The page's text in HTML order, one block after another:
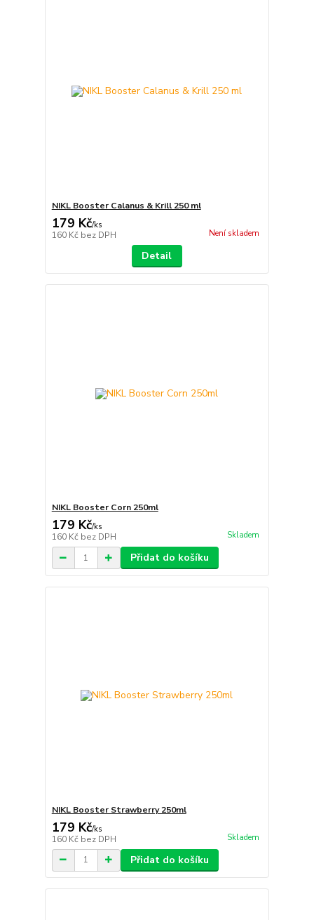
NIKL Booster Calanus & Krill 250 ml
179 Kč/ks
160 Kč bez DPH Není skladem
Detail
NIKL Booster Corn 250ml
179 Kč/ks
160 Kč bez DPH Skladem
Přidat do košíku
NIKL Booster Strawberry 250ml
179 Kč/ks
160 Kč bez DPH Skladem
Přidat do košíku